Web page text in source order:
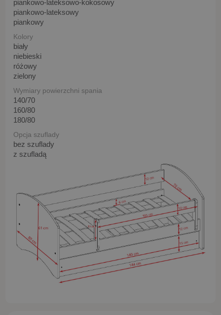
piankowo-lateksowo-kokosowy
piankowo-lateksowy
piankowy
Kolory
biały
niebieski
różowy
zielony
Wymiary powierzchni spania
140/70
160/80
180/80
Opcja szuflady
bez szuflady
z szufladą